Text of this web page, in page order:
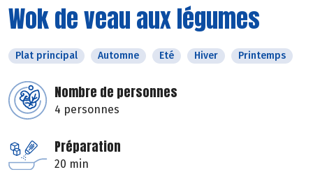
Wok de veau aux légumes
Plat principal Automne Eté Hiver Printemps
Nombre de personnes
4 personnes
Préparation
20 min